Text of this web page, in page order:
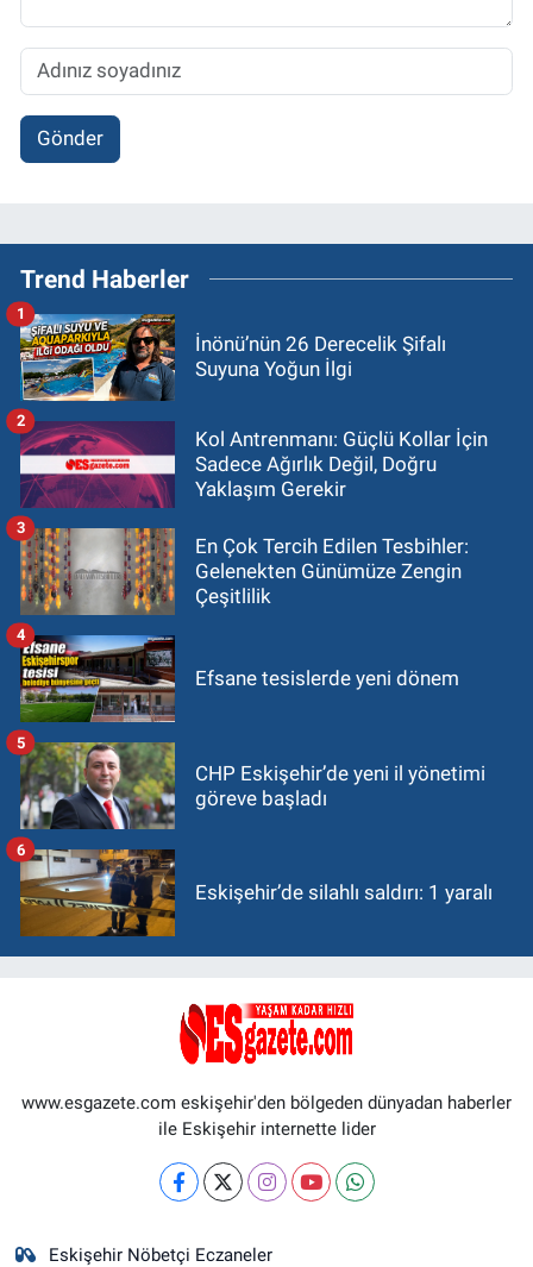
Gönder
Trend Haberler
İnönü’nün 26 Derecelik Şifalı
Suyuna Yoğun İlgi
1
Kol Antrenmanı: Güçlü Kollar İçin
Sadece Ağırlık Değil, Doğru
Yaklaşım Gerekir
2
En Çok Tercih Edilen Tesbihler:
Gelenekten Günümüze Zengin
Çeşitlilik
3
Efsane tesislerde yeni dönem
4
CHP Eskişehir’de yeni il yönetimi
göreve başladı
5
Eskişehir’de silahlı saldırı: 1 yaralı
6
www.esgazete.com eskişehir'den bölgeden dünyadan haberler
ile Eskişehir internette lider
Eskişehir Nöbetçi Eczaneler